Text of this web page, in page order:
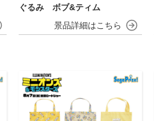
ぐるみ ボブ&ティム